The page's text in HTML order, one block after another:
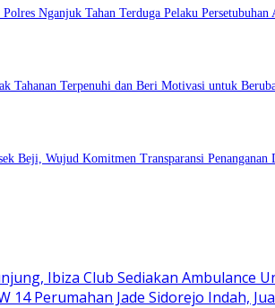
Nganjuk Tahan Terduga Pelaku Persetubuhan
Tahanan Terpenuhi dan Beri Motivasi untuk
Beji, Wujud Komitmen Transparansi Penanganan
Ibiza Club Sediakan Ambulance
14 Perumahan Jade Sidorejo Indah,